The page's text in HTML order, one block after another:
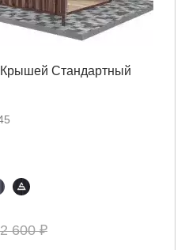
Крышей Стандартный
600 ₽